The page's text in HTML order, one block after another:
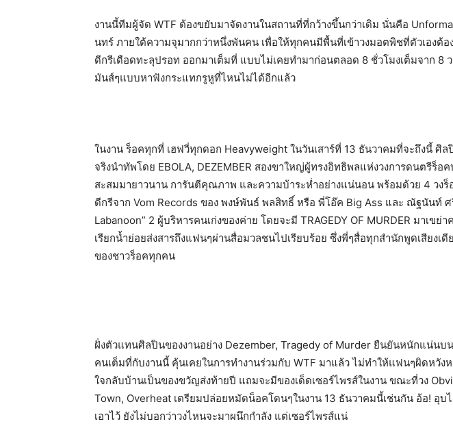
งานนี้ทีมผู้จัด WTF ต้องขยับมาจัดงานในสถานที่ที่กว้างขึ้นกว่าเดิม นั่นคือ
นทร์ ภายใต้ความจุมากกว่าหนึ่งพันคน เพื่อให้ทุกคนมีพื้นที่เข้าวงมอตพิชที่ตัวเองต้อ
ดีกรีเดือดทะลุปรอท ออกมาเต็มที่ แบบไม่เคยทำมาก่อนตลอด 8 ชั่วโมงเต็มจาก 8
มันส์ๆแบบหาฟังกระแทกรูหูที่ไหนไม่ได้อีกแล้ว
ในงาน ร็อคทุกที่ เฮฟวี่ทุกดอก Heavyweight ในวันเสาร์ที่ 13 ธันวาคมที่จะถึงนี้ ศิ
จริงนำทัพโดย EBOLA, DEZEMBER สองขาใหญ่ผู้ทรงอิทธิพลแห่งวงการดนตรีร็อ
สะสมมายาวนาน การันตีคุณภาพ และความบ้าระห่ำอย่างแน่นอน พร้อมด้วย 4 วงร็
ดีกรีจาก Vom Records ของ พงษ์พันธ์ พลสิทธิ์ หรือ พี่โอ๊ค Big Ass และ ณัฐนันท์
Labanoon” 2 ผู้บริหารคนเก่งของค่าย โดยจะมี TRAGEDY OF MURDER มาเขย่
เรียกน้ำย่อยส่งสารถึงแฟนๆผ่านสื่อมวลชนไปเรียบร้อย ซึ่งพี่ๆสื่อทุกสำนักพูดเสียงเ
ของชาวร็อคทุกคน
ฝั่งตัวแทนศิลปินของงานอย่าง Dezember, Tragedy of Murder ยืนยันหนักแน่นบ
คนเต็มที่กับงานนี้ คุ้นเคยในการทำงานร่วมกับ WTF มาแล้ว ไม่ทำให้แฟนๆผิดหวั
ใจกลับบ้านเป็นของขวัญส่งท้ายปี แถมจะมีของเด็ดเซอร์ไพรส์ในงาน ขณะที่วง
Town, Overheat เตรียมปล่อยหมัดน็อคโดนๆในงาน 13 ธันวาคมนี้เช่นกัน อ้อ! อุบ
เอาไว้ ยังไม่บอกว่าวงไหนจะมาผนึกกำลัง แต่เซอร์ไพรส์แน่